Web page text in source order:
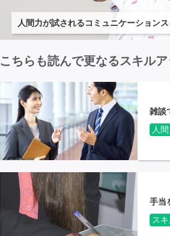
人間力が試されるコミュニケーション
こちらも読んで更なるスキルア
雑談
人
手当
ス